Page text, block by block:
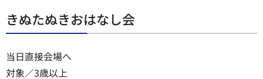
きぬたぬきおはなし会
当日直接会場へ
対象／3歳以上